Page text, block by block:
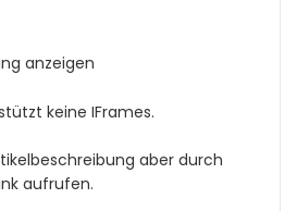
anzeigen
keine IFrames.
aber durch
aufrufen.